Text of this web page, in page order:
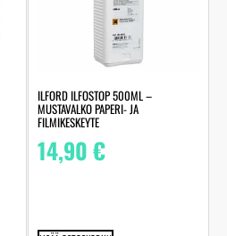
ILFORD ILFOSTOP 500ML –
MUSTAVALKO PAPERI- JA
FILMIKESKEYTE
14,90€